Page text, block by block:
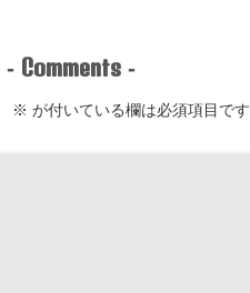
- Comments -
※ が付いている欄は必須項目です